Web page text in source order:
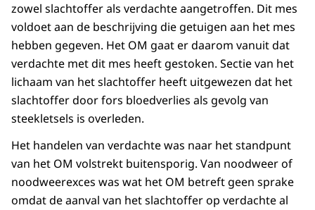
zowel slachtoffer als verdachte aangetroffen. Dit mes
voldoet aan de beschrijving die getuigen aan het mes
hebben gegeven. Het OM gaat er daarom vanuit dat
verdachte met dit mes heeft gestoken. Sectie van het
lichaam van het slachtoffer heeft uitgewezen dat het
slachtoffer door fors bloedverlies als gevolg van
steekletsels is overleden.
Het handelen van verdachte was naar het standpunt
van het OM volstrekt buitensporig. Van noodweer of
noodweerexces was wat het OM betreft geen sprake
omdat de aanval van het slachtoffer op verdachte al